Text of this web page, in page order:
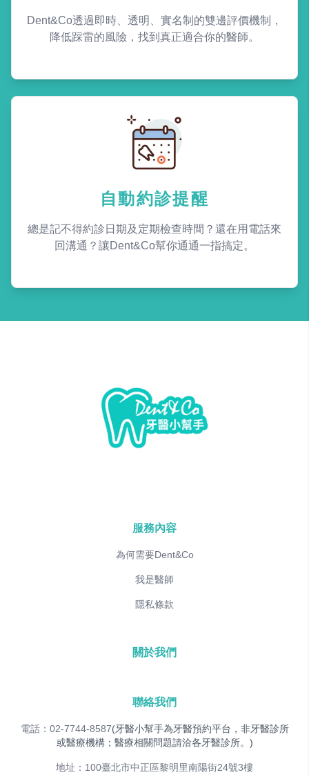
Dent&Co透過即時、透明、實名制的雙邊評價機制，
降低踩雷的風險，找到真正適合你的醫師。
自動約診提醒
總是記不得約診日期及定期檢查時間？還在用電話來
回溝通？讓Dent&Co幫你通通一指搞定。
服務內容
為何需要Dent&Co
我是醫師
隱私條款
關於我們
聯絡我們
電話：02-7744-8587(牙醫小幫手為牙醫預約平台，非牙醫診所
或醫療機構；醫療相關問題請洽各牙醫診所。)
地址：100臺北市中正區黎明里南陽街24號3樓